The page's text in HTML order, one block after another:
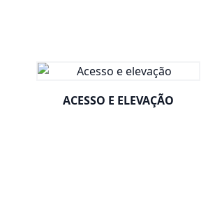
ACESSO E ELEVAÇÃO